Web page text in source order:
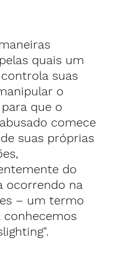
quais um
suas
o
que o
comece
suas próprias
do
ocorrendo na
– um termo
conhecemos